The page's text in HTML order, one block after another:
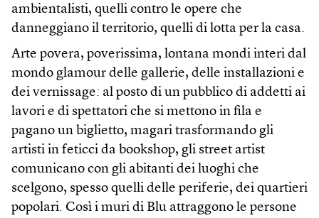
ambientalisti, quelli contro le opere che
danneggiano il territorio, quelli di lotta per la casa.
Arte povera, poverissima, lontana mondi interi dal
mondo glamour delle gallerie, delle installazioni e
dei vernissage: al posto di un pubblico di addetti ai
lavori e di spettatori che si mettono in fila e
pagano un biglietto, magari trasformando gli
artisti in feticci da bookshop, gli street artist
comunicano con gli abitanti dei luoghi che
scelgono, spesso quelli delle periferie, dei quartieri
popolari. Così i muri di Blu attraggono le persone